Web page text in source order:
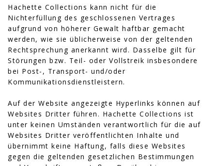
Hachette Collections kann nicht für die
Nichterfüllung des geschlossenen Vertrages
aufgrund von höherer Gewalt haftbar gemacht
werden, wie sie üblicherweise von der geltenden
Rechtsprechung anerkannt wird. Dasselbe gilt für
Störungen bzw. Teil- oder Vollstreik insbesondere
bei Post-, Transport- und/oder
Kommunikationsdienstleistern.
Auf der Website angezeigte Hyperlinks können auf
Websites Dritter führen. Hachette Collections ist
unter keinen Umständen verantwortlich für die auf
Websites Dritter veröffentlichten Inhalte und
übernimmt keine Haftung, falls diese Websites
gegen die geltenden gesetzlichen Bestimmungen